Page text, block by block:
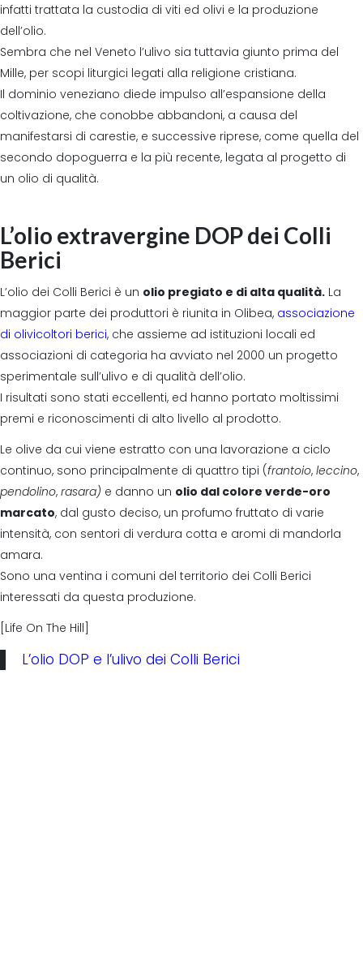
infatti trattata la custodia di viti ed olivi e la produzione
dell’olio.
Sembra che nel Veneto l’ulivo sia tuttavia giunto prima del
Mille, per scopi liturgici legati alla religione cristiana.
Il dominio veneziano diede impulso all’espansione della
coltivazione, che conobbe abbandoni, a causa del
manifestarsi di carestie, e successive riprese, come quella del
secondo dopoguerra e la più recente, legata al progetto di
un olio di qualità.
L’olio extravergine DOP dei Colli
Berici
L’olio dei Colli Berici è un olio pregiato e di alta qualità. La
maggior parte dei produttori è riunita in Olibea, associazione
di olivicoltori berici, che assieme ad istituzioni locali ed
associazioni di categoria ha avviato nel 2000 un progetto
sperimentale sull’ulivo e di qualità dell’olio.
I risultati sono stati eccellenti, ed hanno portato moltissimi
premi e riconoscimenti di alto livello al prodotto.
Le olive da cui viene estratto con una lavorazione a ciclo
continuo, sono principalmente di quattro tipi (frantoio, leccino,
pendolino, rasara) e danno un olio dal colore verde-oro
marcato, dal gusto deciso, un profumo fruttato di varie
intensità, con sentori di verdura cotta e aromi di mandorla
amara.
Sono una ventina i comuni del territorio dei Colli Berici
interessati da questa produzione.
[Life On The Hill]
L’olio DOP e l’ulivo dei Colli Berici